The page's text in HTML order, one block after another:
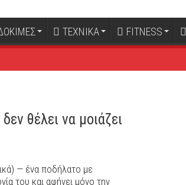
ΤΕΧΝΙΚΑ FITNESS
θέλει να μοιάζει
— ένα ποδήλατο με
του και αφήνει μόνο την